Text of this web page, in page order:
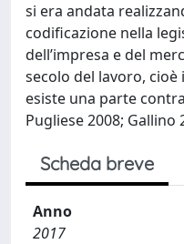
si era andata
codificazione nella
dell’impresa e del
secolo del lavoro, cioè
esiste una parte
Pugliese 2008; Gallino
Scheda breve
Anno
2017